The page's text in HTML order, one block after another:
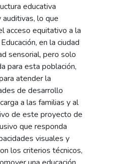
educativa
auditivas, lo que
acceso equitativo a la
en la ciudad
sensorial, pero solo
para esta población,
atender la
de desarrollo
a las familias y al
de este proyecto de
que responda
visuales y
los criterios técnicos,